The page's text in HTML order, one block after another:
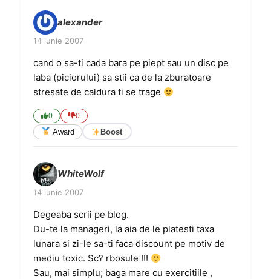
alexander
14 iunie 2007
cand o sa-ti cada bara pe piept sau un disc pe
laba (piciorului) sa stii ca de la zburatoare
stresate de caldura ti se trage
0 0
Award Boost
WhiteWolf
14 iunie 2007
Degeaba scrii pe blog.
Du-te la manageri, la aia de le platesti taxa
lunara si zi-le sa-ti faca discount pe motiv de
mediu toxic. Sc? rbosule !!!
Sau, mai simplu; baga mare cu exercitiile ,